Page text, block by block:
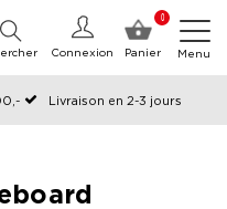
0
Panier
Connexion Menu
Livraison en 2-3 jours
expédié le jour même